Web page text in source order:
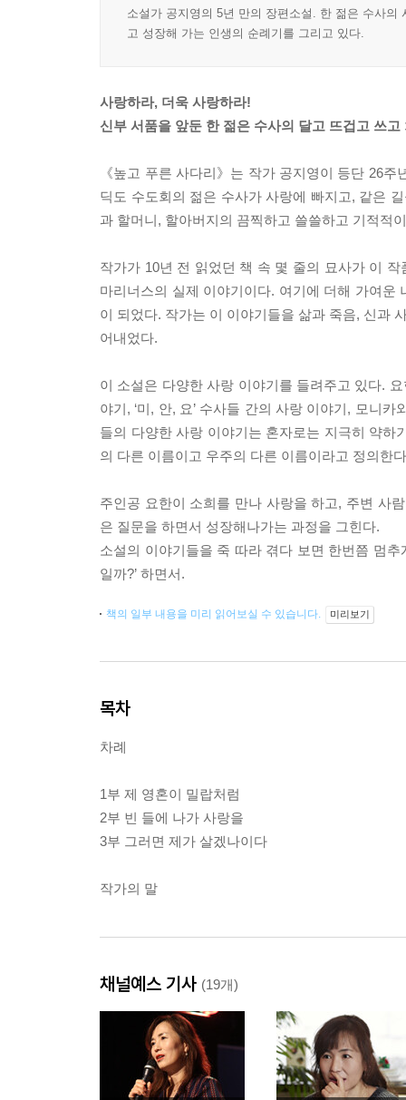
소설가 공지영의 5년 만의 장편소설. 한 젊은 수사의
고 성장해 가는 인생의 순례기를 그리고 있다.
사랑하라, 더욱 사랑하라!
신부 서품을 앞둔 한 젊은 수사의 달고 뜨겁고 쓰고
《높고 푸른 사다리》는 작가 공지영이 등단 26
딕도 수도회의 젊은 수사가 사랑에 빠지고, 같은
과 할머니, 할아버지의 끔찍하고 쓸쓸하고 기적적
작가가 10년 전 읽었던 책 속 몇 줄의 묘사가 이
마리너스의 실제 이야기이다. 여기에 더해 가여
이 되었다. 작가는 이 이야기들을 삶과 죽음, 신과
어내었다.
이 소설은 다양한 사랑 이야기를 들려주고 있다.
야기, ‘미, 안, 요’ 수사들 간의 사랑 이야기, 모니
들의 다양한 사랑 이야기는 혼자로는 지극히 약
의 다른 이름이고 우주의 다른 이름이라고 정의한
주인공 요한이 소희를 만나 사랑을 하고, 주변 사
은 질문을 하면서 성장해나가는 과정을 그힌다.
소설의 이야기들을 죽 따라 겪다 보면 한번쯤 멈
일까?’ 하면서.
책의 일부 내용을 미리 읽어보실 수 있습니다. 미리보기
목차
차례
1부 제 영혼이 밀랍처럼
2부 빈 들에 나가 사랑을
3부 그러면 제가 살겠나이다
작가의 말
채널예스 기사 (19개)